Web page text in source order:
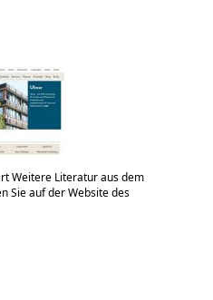
Weitere Literatur aus dem
Sie auf der Website des